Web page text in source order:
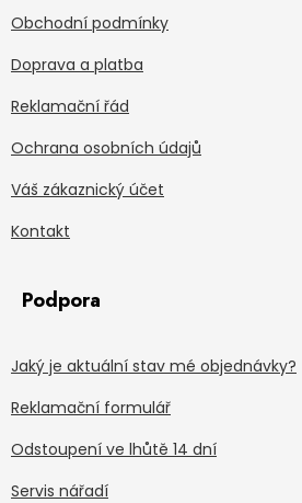
Obchodní podmínky
Doprava a platba
Reklamační řád
Ochrana osobních údajů
Váš zákaznický účet
Kontakt
Podpora
Jaký je aktuální stav mé objednávky?
Reklamační formulář
Odstoupení ve lhůtě 14 dní
Servis nářadí